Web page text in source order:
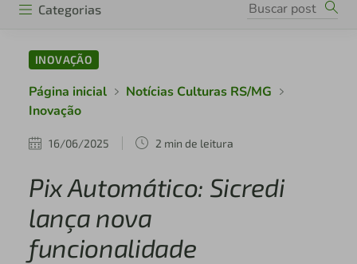
Categorias
INOVAÇÃO
Página inicial
Notícias Culturas RS/MG
Inovação
16/06/2025 2 min de leitura
Pix Automático: Sicredi
lança nova
funcionalidade